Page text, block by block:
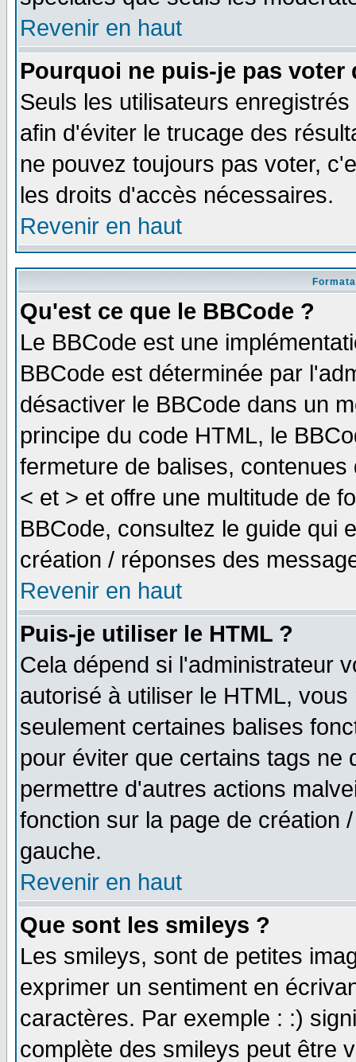
Revenir en haut
Pourquoi ne puis-je pas voter
Seuls les utilisateurs
afin d'éviter le trucage des
ne pouvez toujours pas voter,
les droits d'accès nécessaires.
Revenir en haut
Qu'est ce que le BBCode ?
Le BBCode est une
BBCode est déterminée par
désactiver le BBCode dans un
principe du code HTML, le
fermeture de balises,
< et > et offre une multitude de
BBCode, consultez le guide qui
création / réponses des
Revenir en haut
Puis-je utiliser le HTML ?
Cela dépend si l'administrateur
autorisé à utiliser le HTML,
seulement certaines balises
pour éviter que certains tags ne
permettre d'autres actions
fonction sur la page de création
gauche.
Revenir en haut
Que sont les smileys ?
Les smileys, sont de petites
exprimer un sentiment en
caractères. Par exemple : :)
complète des smileys peut être